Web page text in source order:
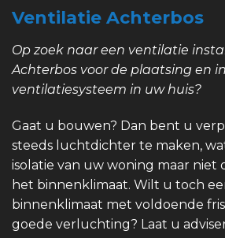
Ventilatie Achterbos
Op zoek naar een ventilatie
Achterbos voor de plaatsing en
ventilatiesysteem in uw huis?
Gaat u bouwen? Dan bent u
steeds luchtdichter te maken,
isolatie van uw woning maar niet
het binnenklimaat. Wilt u toch
binnenklimaat met voldoende
goede verluchting? Laat u